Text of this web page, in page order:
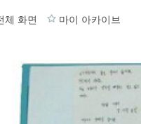
체 화면 마이 아카이브